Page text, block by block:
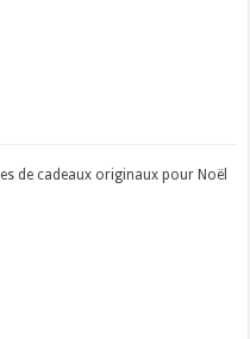
de cadeaux originaux pour Noël